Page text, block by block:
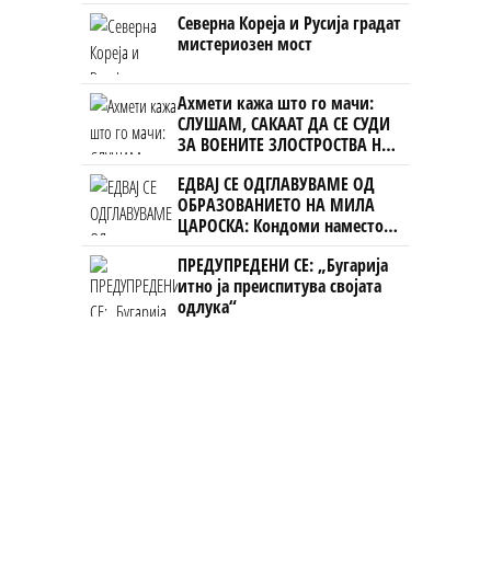
мигрантскиот бран кон Сеута
Северна Кореја и Русија градат
мистериозен мост
Ахмети кажа што го мачи:
СЛУШАМ, САКААТ ДА СЕ СУДИ
ЗА ВОЕНИТЕ ЗЛОСТРОСТВА НА
УЧК...
ЕДВАЈ СЕ ОДГЛАВУВАМЕ ОД
ОБРАЗОВАНИЕТО НА МИЛА
ЦАРОСКА: Кондоми наместо
книги
ПРЕДУПРЕДЕНИ СЕ: „Бугарија
итно ја преиспитува својата
одлука“